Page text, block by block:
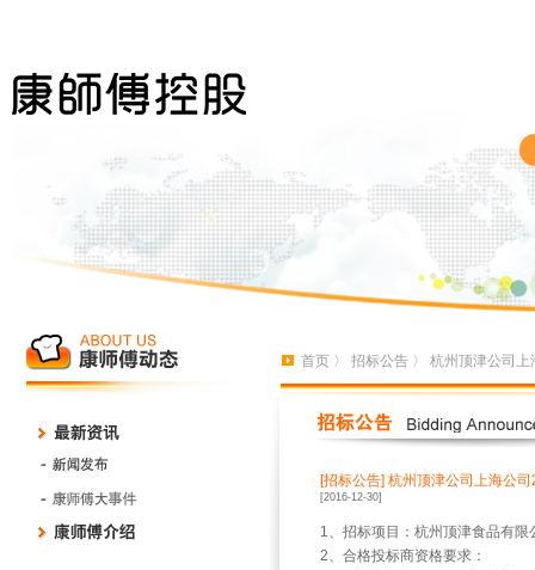
首页 〉 招标公告 〉 杭州顶津公司
[招标公告] 杭州顶津公司上海公
[2016-12-30]
1、招标项目：杭州顶津食品有限
2、合格投标商资格要求：